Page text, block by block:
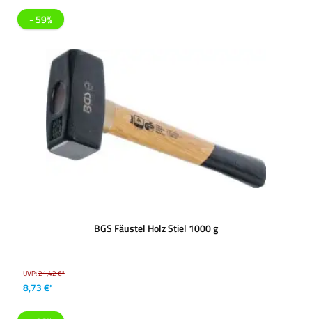
- 59%
BGS Fäustel Holz Stiel 1000 g
UVP:21,42 €*
8,73 €*